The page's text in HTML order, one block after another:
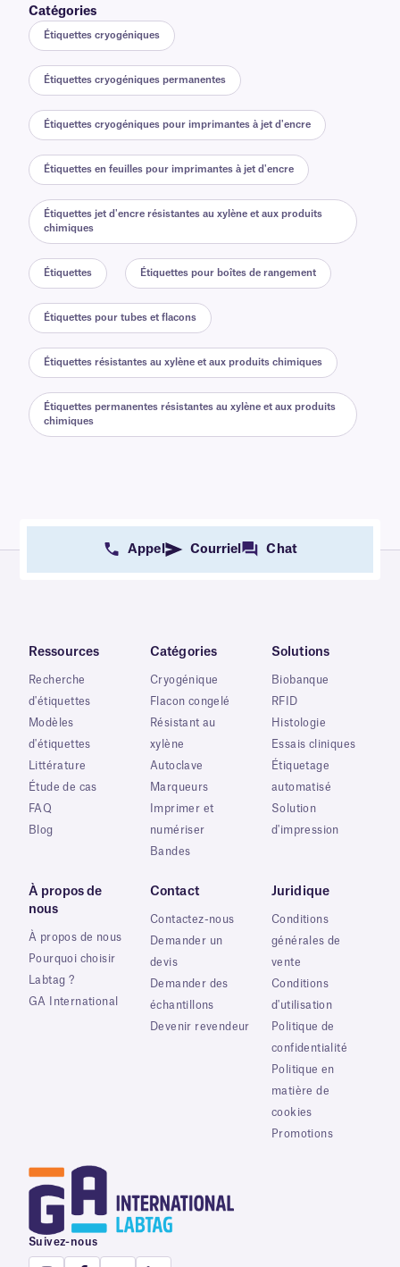
Catégories
Étiquettes cryogéniques
Étiquettes cryogéniques permanentes
Étiquettes cryogéniques pour imprimantes à jet d'encre
Étiquettes en feuilles pour imprimantes à jet d'encre
Étiquettes jet d'encre résistantes au xylène et aux produits
chimiques
Étiquettes Étiquettes pour boîtes de rangement
Étiquettes pour tubes et flacons
Étiquettes résistantes au xylène et aux produits chimiques
Étiquettes permanentes résistantes au xylène et aux produits
chimiques
Appel Courriel Chat
Ressources
Recherche
d'étiquettes
Modèles
d'étiquettes
Littérature
Étude de cas
FAQ
Blog
Catégories
Cryogénique
Flacon congelé
Résistant au
xylène
Autoclave
Marqueurs
Imprimer et
numériser
Bandes
Solutions
Biobanque
RFID
Histologie
Essais cliniques
Étiquetage
automatisé
Solution
d'impression
À propos de
nous
À propos de nous
Pourquoi choisir
Labtag ?
GA International
Contact
Contactez-nous
Demander un
devis
Demander des
échantillons
Devenir revendeur
Juridique
Conditions
générales de
vente
Conditions
d'utilisation
Politique de
confidentialité
Politique en
matière de
cookies
Promotions
Suivez-nous